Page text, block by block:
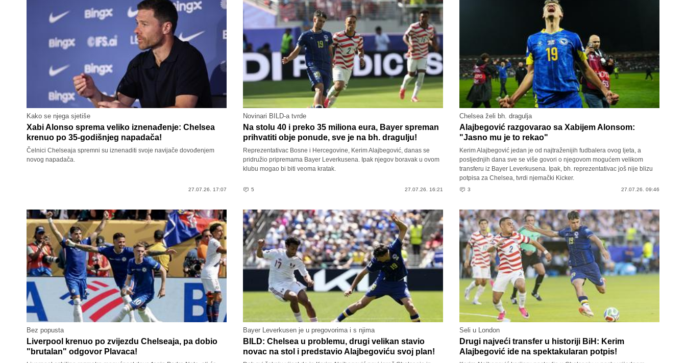
Kako se njega sjetiše
Xabi Alonso sprema veliko iznenađenje: Chelsea
krenuo po 35-godišnjeg napadača!
Čelnici Chelseaja spremni su iznenaditi svoje navijače dovođenjem
novog napadača.
27.07.26. 17:07
Novinari BILD-a tvrde
Na stolu 40 i preko 35 miliona eura, Bayer spreman
prihvatiti obje ponude, sve je na bh. dragulju!
Reprezentativac Bosne i Hercegovine, Kerim Alajbegović, danas se
pridružio pripremama Bayer Leverkusena. Ipak njegov boravak u ovom
klubu mogao bi biti veoma kratak.
5 27.07.26. 16:21
Chelsea želi bh. dragulja
Alajbegović razgovarao sa Xabijem Alonsom:
"Jasno mu je to rekao"
Kerim Alajbegović jedan je od najtraženijih fudbalera ovog ljeta, a
posljednjih dana sve se više govori o njegovom mogućem velikom
transferu iz Bayer Leverkusena. Ipak, bh. reprezentativac još nije blizu
potpisa za Chelsea, tvrdi njemački Kicker.
3 27.07.26. 09:46
Bez popusta
Liverpool krenuo po zvijezdu Chelseaja, pa dobio
"brutalan" odgovor Plavaca!
Bayer Leverkusen je u pregovorima i s njima
BILD: Chelsea u problemu, drugi velikan stavio
novac na stol i predstavio Alajbegoviću svoj plan!
Seli u London
Drugi najveći transfer u historiji BiH: Kerim
Alajbegović ide na spektakularan potpis!